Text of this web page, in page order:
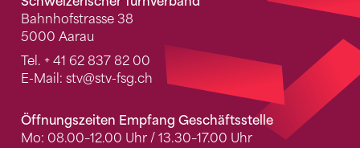
Bahnhofstrasse 38
5000 Aarau
Tel. + 41 62 837 82 00
E-Mail: stv@stv-fsg.ch
Öffnungszeiten Empfang Geschäftsstelle
Mo: 08.00–12.00 Uhr / 13.30–17.00 Uhr